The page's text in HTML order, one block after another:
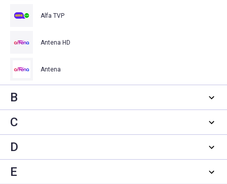
Alfa TVP
Antena HD
Antena
B
C
D
E